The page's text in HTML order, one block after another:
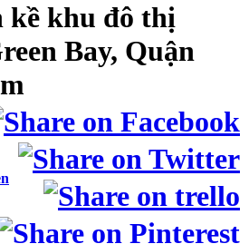
kề khu đô thị
Bay, Quận